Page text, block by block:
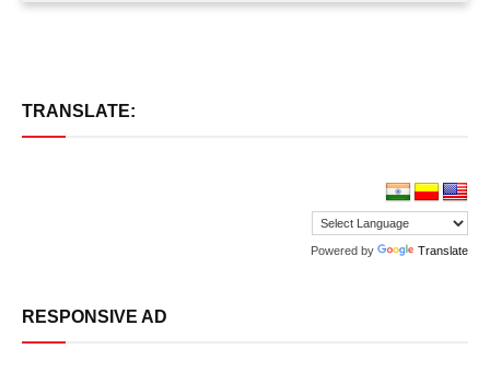
TRANSLATE:
Powered by Translate
RESPONSIVE AD